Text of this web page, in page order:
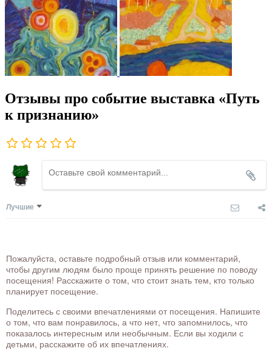
Отзывы про событие выставка «Путь
к признанию»
Лучшие
Пожалуйста, оставьте подробный отзыв или комментарий,
чтобы другим людям было проще принять решение по поводу
посещения! Расскажите о том, что стоит знать тем, кто только
планирует посещение.
Поделитесь с своими впечатлениями от посещения. Напишите
о том, что вам понравилось, а что нет, что запомнилось, что
показалось интересным или необычным. Если вы ходили с
детьми, расскажите об их впечатлениях.